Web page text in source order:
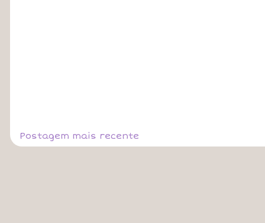
Postagem mais recente